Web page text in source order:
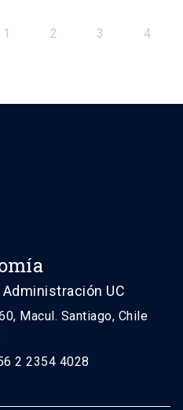
1 2 3 4
UC
Macul. Santiago, Chile
2 2354 4028